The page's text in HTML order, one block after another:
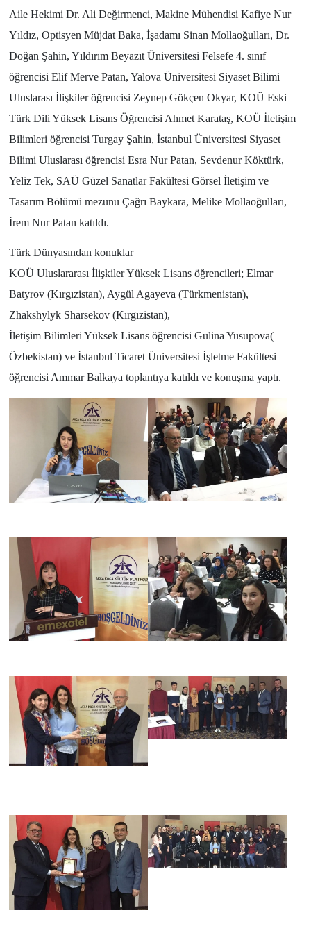
Aile Hekimi Dr. Ali Değirmenci, Makine Mühendisi Kafiye Nur
Yıldız, Optisyen Müjdat Baka, İşadamı Sinan Mollaoğulları, Dr.
Doğan Şahin, Yıldırım Beyazıt Üniversitesi Felsefe 4. sınıf
öğrencisi Elif Merve Patan, Yalova Üniversitesi Siyaset Bilimi
Uluslarası İlişkiler öğrencisi Zeynep Gökçen Okyar, KOÜ Eski
Türk Dili Yüksek Lisans Öğrencisi Ahmet Karataş, KOÜ İletişim
Bilimleri öğrencisi Turgay Şahin, İstanbul Üniversitesi Siyaset
Bilimi Uluslarası öğrencisi Esra Nur Patan, Sevdenur Köktürk,
Yeliz Tek, SAÜ Güzel Sanatlar Fakültesi Görsel İletişim ve
Tasarım Bölümü mezunu Çağrı Baykara, Melike Mollaoğulları,
İrem Nur Patan katıldı.
Türk Dünyasından konuklar
KOÜ Uluslararası İlişkiler Yüksek Lisans öğrencileri; Elmar
Batyrov (Kırgızistan), Aygül Agayeva (Türkmenistan),
Zhakshylyk Sharsekov (Kırgızistan),
İletişim Bilimleri Yüksek Lisans öğrencisi Gulina Yusupova(
Özbekistan) ve İstanbul Ticaret Üniversitesi İşletme Fakültesi
öğrencisi Ammar Balkaya toplantıya katıldı ve konuşma yaptı.